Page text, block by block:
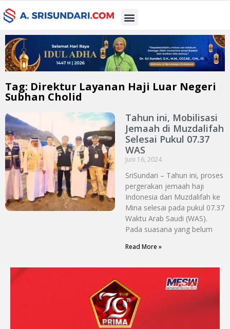
Tag: Direktur Layanan Haji Luar Negeri
Subhan Cholid
Tahun ini, Mobilisasi
Jemaah di Muzdalifah
Selesai Pukul 07.37
WAS
Juni 16, 2024
SriSundari – Tahun ini, proses
pergerakan jemaah haji
Indonesia dari Muzdalifah ke
Mina selesai pada pukul 07.37
Waktu Arab Saudi (WAS).
Pada suasana yang belum
Read More »